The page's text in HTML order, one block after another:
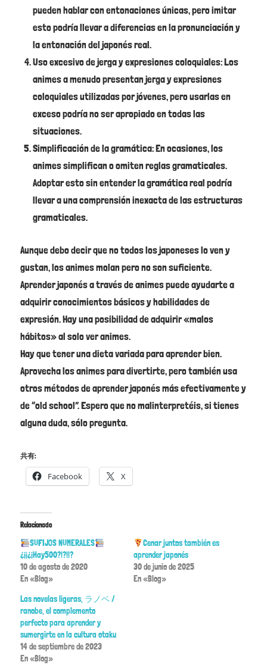
pueden hablar con entonaciones únicas, pero imitar
esto podría llevar a diferencias en la pronunciación y
la entonación del japonés real.
Uso excesivo de jerga y expresiones coloquiales: Los
animes a menudo presentan jerga y expresiones
coloquiales utilizadas por jóvenes, pero usarlas en
exceso podría no ser apropiado en todas las
situaciones.
Simplificación de la gramática: En ocasiones, los
animes simplifican o omiten reglas gramaticales.
Adoptar esto sin entender la gramática real podría
llevar a una comprensión inexacta de las estructuras
gramaticales.
Aunque debo decir que no todos los japoneses lo ven y
gustan, los animes molan pero no son suficiente.
Aprender japonés a través de animes puede ayudarte a
adquirir conocimientos básicos y habilidades de
expresión. Hay una posibilidad de adquirir «malos
hábitos» al solo ver animes.
Hay que tener una dieta variada para aprender bien.
Aprovecha los animes para divertirte, pero también usa
otros métodos de aprender japonés más efectivamente y
de “old school”. Espero que no malinterpretéis, si tienes
alguna duda, sólo pregunta.
共有:
Facebook X
Relacionado
SUFIJOS NUMERALES
¿¡¡¿¡Hay500?!?!!?
10 de agosto de 2020
En «Blog»
Cenar juntos también es
aprender japonés
30 de junio de 2025
En «Blog»
Las novelas ligeras, ラノベ /
ranobe, el complemento
perfecto para aprender y
sumergirte en la cultura otaku
14 de septiembre de 2023
En «Blog»